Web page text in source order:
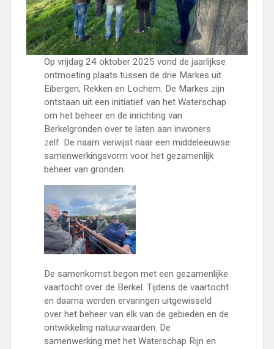
Op vrijdag 24 oktober 2025 vond de jaarlijkse
ontmoeting plaats tussen de drie Markes uit
Eibergen, Rekken en Lochem. De Markes zijn
ontstaan uit een initiatief van het Waterschap
om het beheer en de inrichting van
Berkelgronden over te laten aan inwoners
zelf. De naam verwijst naar een middeleeuwse
samenwerkingsvorm voor het gezamenlijk
beheer van gronden.
De samenkomst begon met een gezamenlijke
vaartocht over de Berkel. Tijdens de vaartocht
en daarna werden ervaringen uitgewisseld
over het beheer van elk van de gebieden en de
ontwikkeling natuurwaarden. De
samenwerking met het Waterschap Rijn en